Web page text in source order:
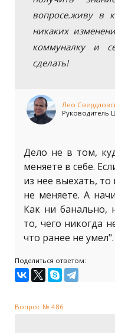
вопросе.живу в
никаких
коммуналку и
сделать!
Лео
Руководитель
Дело не в том,
меняете в себе.
из нее выехать, то
не меняете. А
Как ни банально,
то, чего никогда
что ранее не умел".
Поделиться ответом:
Вопрос № 486